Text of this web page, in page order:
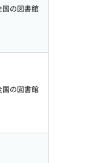
国の図書館
国の図書館